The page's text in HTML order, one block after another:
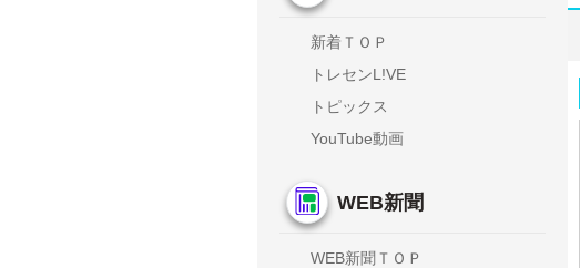
新着ＴＯＰ
トレセンL!VE
トピックス
YouTube動画
WEB新聞
WEB新聞ＴＯＰ